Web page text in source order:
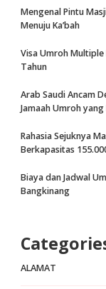
Mengenal Pintu
Menuju Ka’bah
Visa Umroh Multiple
Tahun
Arab Saudi Ancam
Jamaah Umroh
Rahasia Sejuknya
Berkapasitas
Biaya dan Jadwal
Bangkinang
ALAMAT